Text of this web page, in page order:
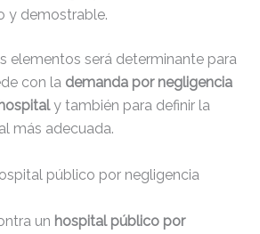
y demostrable.
elementos será determinante para
con la demanda por negligencia
y también para definir la
más adecuada.
público por negligencia
un hospital público por